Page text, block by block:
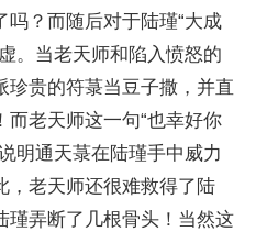
吗？而随后对于陆瑾“大成
。当老天师和陷入愤怒的
珍贵的符菉当豆子撒，并直
老天师这一句“也幸好你
明通天菉在陆瑾手中威力
，老天师还很难救得了陆
瑾弄断了几根骨头！当然这